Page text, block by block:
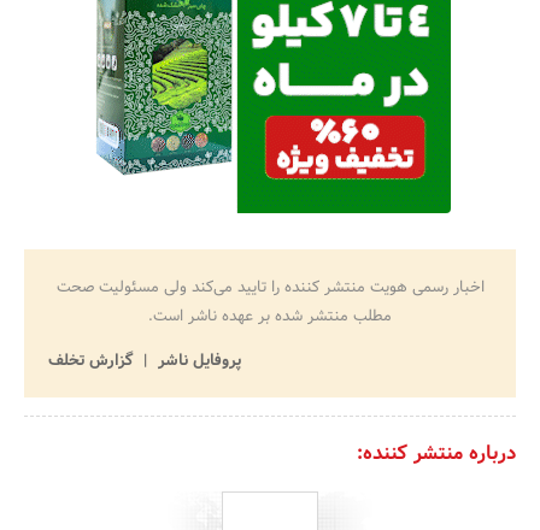
اخبار رسمی هویت منتشر کننده را تایید می‌کند ولی مسئولیت صحت
مطلب منتشر شده بر عهده ناشر است.
پروفایل ناشر
گزارش تخلف
درباره منتشر کننده: